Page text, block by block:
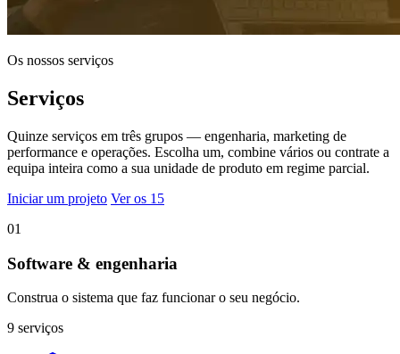
Os nossos serviços
Serviços
Quinze serviços em três grupos — engenharia, marketing de
performance e operações. Escolha um, combine vários ou contrate a
equipa inteira como a sua unidade de produto em regime parcial.
Iniciar um projeto Ver os 15
01
Software & engenharia
Construa o sistema que faz funcionar o seu negócio.
9 serviços